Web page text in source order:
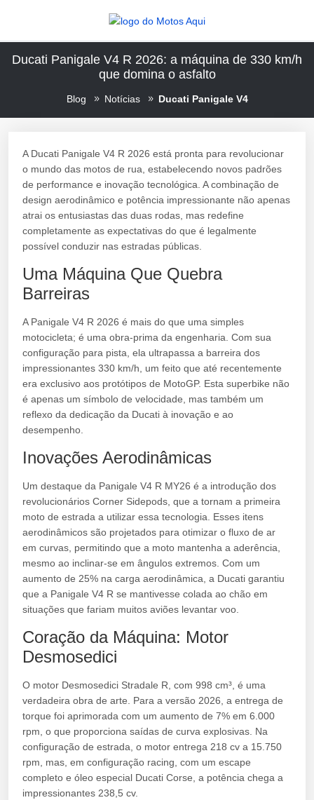
Ducati Panigale V4 R 2026: a máquina de 330 km/h
que domina o asfalto
Blog Notícias Ducati Panigale V4
A Ducati Panigale V4 R 2026 está pronta para revolucionar
o mundo das motos de rua, estabelecendo novos padrões
de performance e inovação tecnológica. A combinação de
design aerodinâmico e potência impressionante não apenas
atrai os entusiastas das duas rodas, mas redefine
completamente as expectativas do que é legalmente
possível conduzir nas estradas públicas.
Uma Máquina Que Quebra
Barreiras
A Panigale V4 R 2026 é mais do que uma simples
motocicleta; é uma obra-prima da engenharia. Com sua
configuração para pista, ela ultrapassa a barreira dos
impressionantes 330 km/h, um feito que até recentemente
era exclusivo aos protótipos de MotoGP. Esta superbike não
é apenas um símbolo de velocidade, mas também um
reflexo da dedicação da Ducati à inovação e ao
desempenho.
Inovações Aerodinâmicas
Um destaque da Panigale V4 R MY26 é a introdução dos
revolucionários Corner Sidepods, que a tornam a primeira
moto de estrada a utilizar essa tecnologia. Esses itens
aerodinâmicos são projetados para otimizar o fluxo de ar
em curvas, permitindo que a moto mantenha a aderência,
mesmo ao inclinar-se em ângulos extremos. Com um
aumento de 25% na carga aerodinâmica, a Ducati garantiu
que a Panigale V4 R se mantivesse colada ao chão em
situações que fariam muitos aviões levantar voo.
Coração da Máquina: Motor
Desmosedici
O motor Desmosedici Stradale R, com 998 cm³, é uma
verdadeira obra de arte. Para a versão 2026, a entrega de
torque foi aprimorada com um aumento de 7% em 6.000
rpm, o que proporciona saídas de curva explosivas. Na
configuração de estrada, o motor entrega 218 cv a 15.750
rpm, mas, em configuração racing, com um escape
completo e óleo especial Ducati Corse, a potência chega a
impressionantes 238,5 cv.